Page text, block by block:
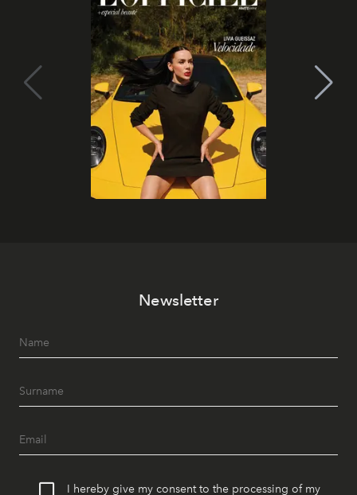
Newsletter
I hereby give my consent to the processing of my